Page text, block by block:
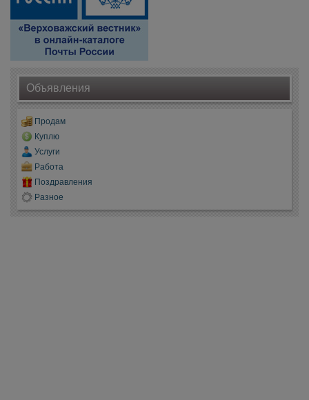
Объявления
Продам
Куплю
Услуги
Работа
Поздравления
Разное